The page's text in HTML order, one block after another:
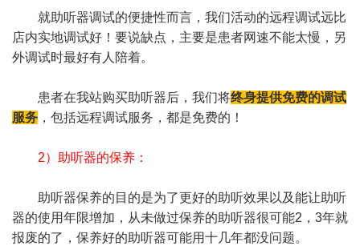
就助听器调试的便捷性而言，我们活动的远程调试远比
店内实地调试好！要说缺点，主要是患者网速不能太慢，另
外调试时最好有人陪着。
患者在我站购买助听器后，我们将终身提供免费的调试
服务 ，包括远程调试服务，都是免费的！
2）助听器的保养：
助听器保养的目的是为了更好的助听效果以及能让助听
器的使用年限增加，从未做过保养的助听器很可能2，3年就
报废的了，保养好的助听器可能用十几年都没问题。